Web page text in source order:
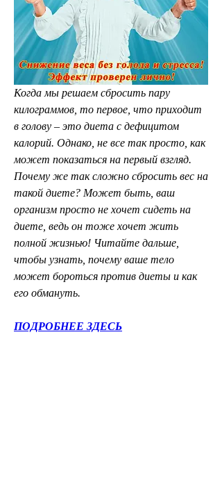
Когда мы решаем сбросить пару
килограммов, то первое, что приходит
в голову – это диета с дефицитом
калорий. Однако, не все так просто, как
может показаться на первый взгляд.
Почему же так сложно сбросить вес на
такой диете? Может быть, ваш
организм просто не хочет сидеть на
диете, ведь он тоже хочет жить
полной жизнью! Читайте дальше,
чтобы узнать, почему ваше тело
может бороться против диеты и как
его обмануть.
ПОДРОБНЕЕ ЗДЕСЬ